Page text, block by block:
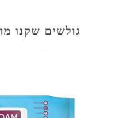
גולשים שקנו